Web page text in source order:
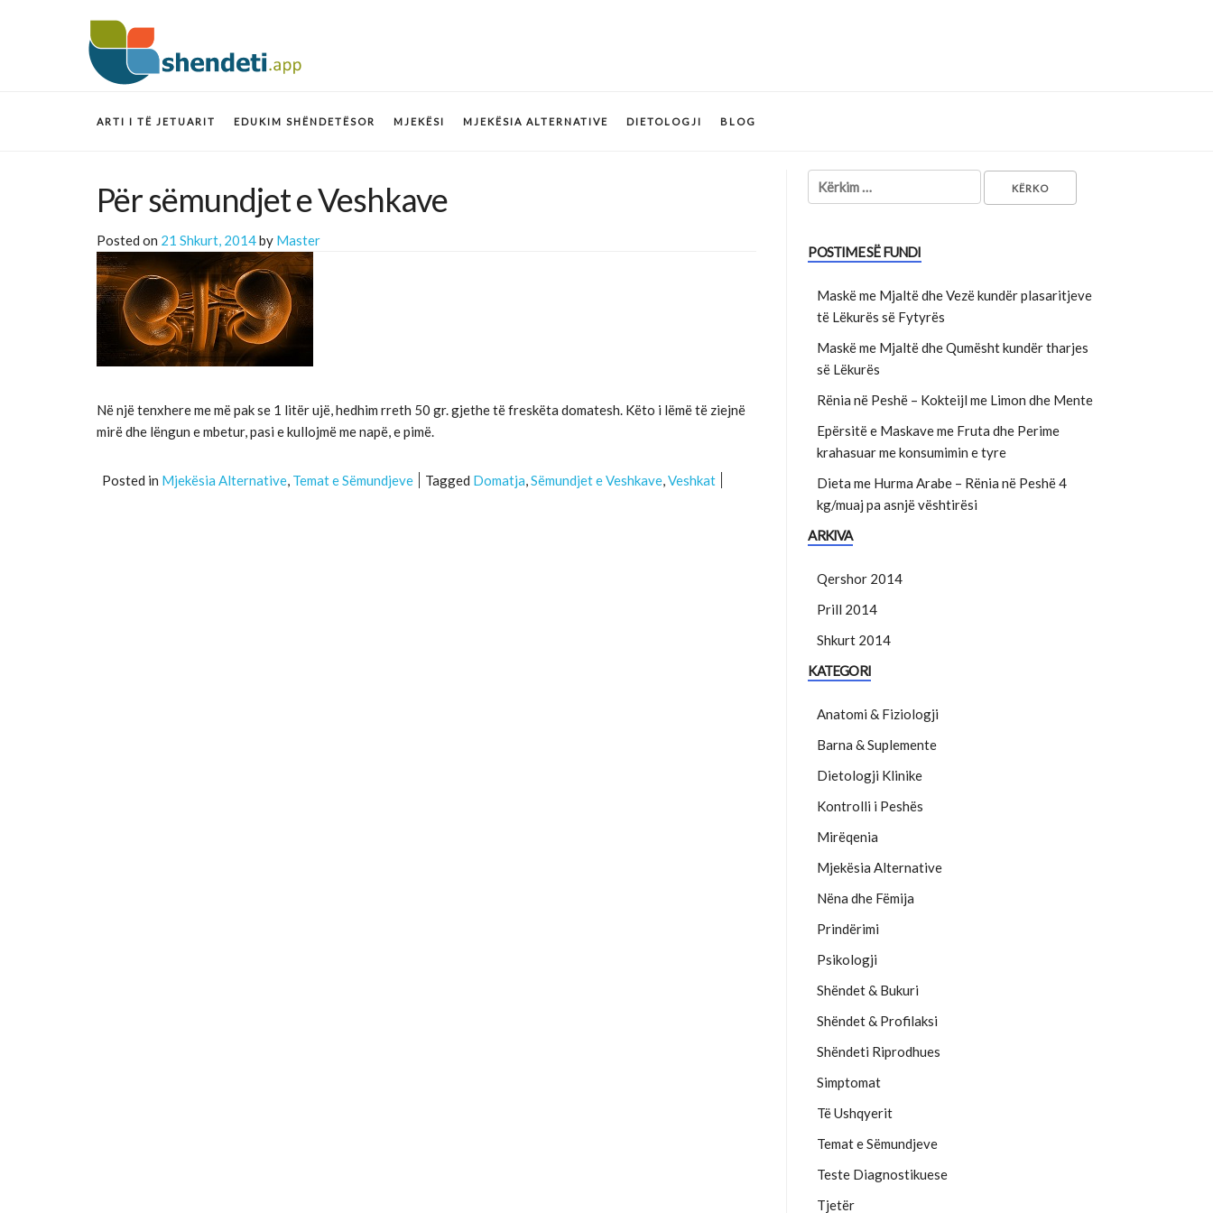
ARTI I TË JETUARIT EDUKIM SHËNDETËSOR MJEKËSI MJEKËSIA ALTERNATIVE DIETOLOGJI BLOG
Për sëmundjet e Veshkave
Posted on 21 Shkurt, 2014by Master
Në një tenxhere me më pak se 1 litër ujë, hedhim rreth 50 gr. gjethe të freskëta domatesh. Këto i lëmë të ziejnë
mirë dhe lëngun e mbetur, pasi e kullojmë me napë, e pimë.
Posted in Mjekësia Alternative, Temat e Sëmundjeve Tagged Domatja,Sëmundjet e Veshkave,Veshkat
Kërko për:
POSTIME SË FUNDI
Maskë me Mjaltë dhe Vezë kundër plasaritjeve
të Lëkurës së Fytyrës
Maskë me Mjaltë dhe Qumësht kundër tharjes
së Lëkurës
Rënia në Peshë – Kokteijl me Limon dhe Mente
Epërsitë e Maskave me Fruta dhe Perime
krahasuar me konsumimin e tyre
Dieta me Hurma Arabe – Rënia në Peshë 4
kg/muaj pa asnjë vështirësi
ARKIVA
Qershor 2014
Prill 2014
Shkurt 2014
KATEGORI
Anatomi & Fiziologji
Barna & Suplemente
Dietologji Klinike
Kontrolli i Peshës
Mirëqenia
Mjekësia Alternative
Nëna dhe Fëmija
Prindërimi
Psikologji
Shëndet & Bukuri
Shëndet & Profilaksi
Shëndeti Riprodhues
Simptomat
Të Ushqyerit
Temat e Sëmundjeve
Teste Diagnostikuese
Tjetër